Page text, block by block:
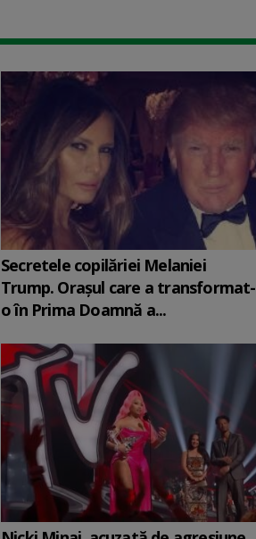
Secretele copilăriei Melaniei
Trump. Orașul care a transformat-
o în Prima Doamnă a...